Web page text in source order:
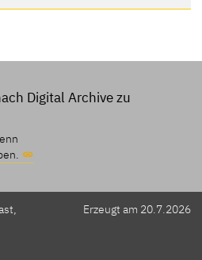
Digital Archive zu
Erzeugt am 20.7.2026